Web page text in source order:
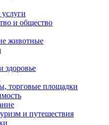
и общество
животные
здоровье
торговые площадки
и путешествия